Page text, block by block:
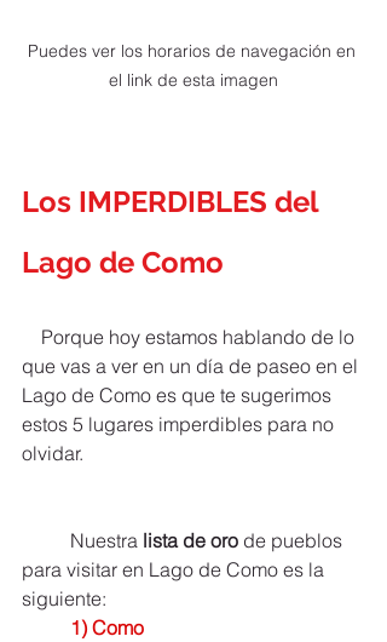
Puedes ver los horarios de navegación en
el link de esta imagen
Los IMPERDIBLES del
Lago de Como
que vas a ver en un día de paseo en el
Lago de Como es que te sugerimos
estos 5 lugares imperdibles para no
olvidar.
	Nuestra
lista de oro de pueblos
para visitar en Lago de Como es la
siguiente:
1) Como